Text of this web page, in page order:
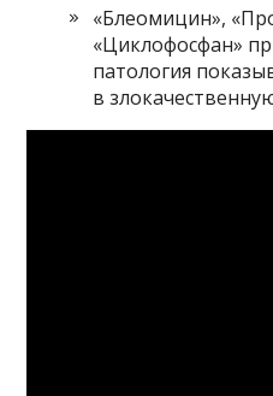
«Блеомицин»,
«Циклофосфан»
патология
в